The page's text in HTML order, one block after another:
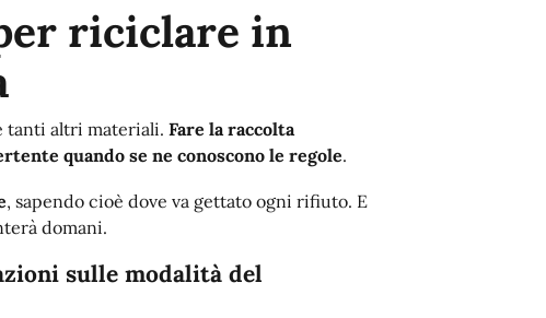
riciclare in
tanti altri materiali.Fare la raccolta
quando se ne conoscono le regole.
, sapendo cioè dove va gettato ogni rifiuto. E
domani.
sulle modalità del